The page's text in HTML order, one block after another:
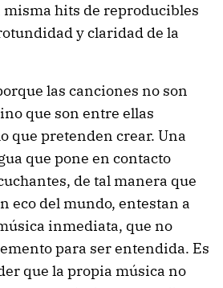
hits de reproducibles
y claridad de la
las canciones no son
que son entre ellas
que pretenden crear. Una
que pone en contacto
de tal manera que
eco del mundo, entestan a
inmediata, que no
para ser entendida. Es
que la propia música no